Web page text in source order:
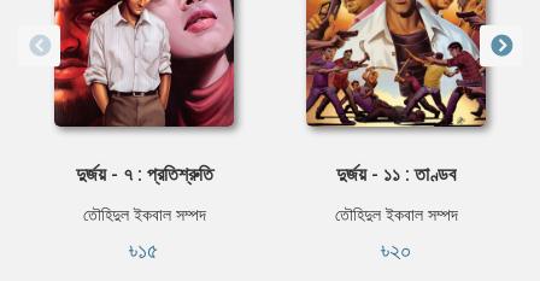
দুর্জয় - ৭ : প্রতিশ্রুতি
তৌহিদুল ইকবাল সম্পদ
৳১৫
দুর্জয় - ১১ : তাণ্ডব
তৌহিদুল ইকবাল সম্পদ
৳২০